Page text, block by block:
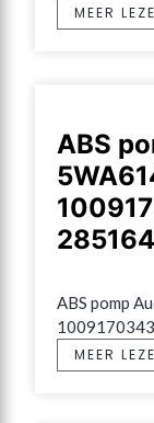
MEER
ABS
ABS pomp
MEER